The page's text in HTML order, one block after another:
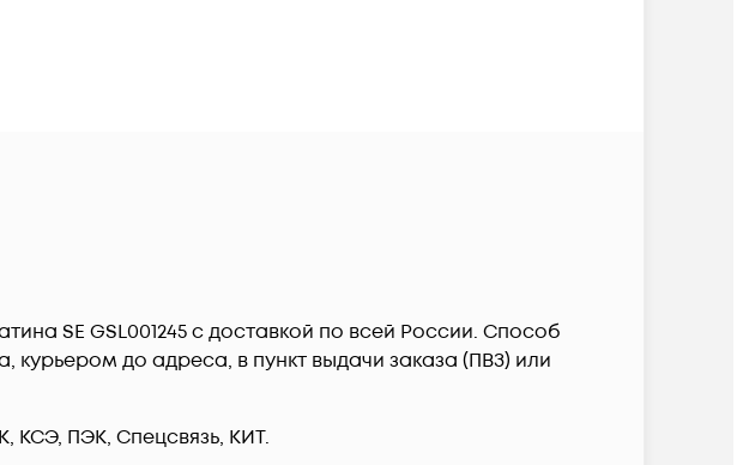
SE GSL001245 c доставкой по всей России. Способ
до адреса, в пункт выдачи заказа (ПВЗ) или
КСЭ, ПЭК, Спецсвязь, КИТ.